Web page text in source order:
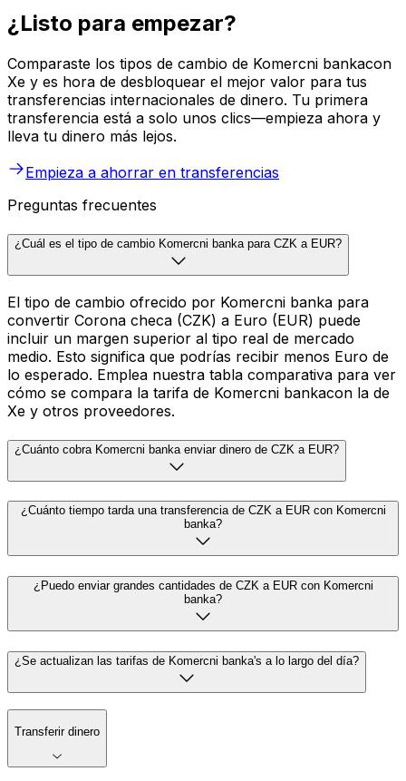
¿Listo para empezar?
Comparaste los tipos de cambio de Komercni bankacon
Xe y es hora de desbloquear el mejor valor para tus
transferencias internacionales de dinero. Tu primera
transferencia está a solo unos clics—empieza ahora y
lleva tu dinero más lejos.
Empieza a ahorrar en transferencias
Preguntas frecuentes
¿Cuál es el tipo de cambio Komercni banka para CZK a EUR?
El tipo de cambio ofrecido por Komercni banka para
convertir Corona checa (CZK) a Euro (EUR) puede
incluir un margen superior al tipo real de mercado
medio. Esto significa que podrías recibir menos Euro de
lo esperado. Emplea nuestra tabla comparativa para ver
cómo se compara la tarifa de Komercni bankacon la de
Xe y otros proveedores.
¿Cuánto cobra Komercni banka enviar dinero de CZK a EUR?
¿Cuánto tiempo tarda una transferencia de CZK a EUR con Komercni
banka?
¿Puedo enviar grandes cantidades de CZK a EUR con Komercni
banka?
¿Se actualizan las tarifas de Komercni banka's a lo largo del día?
Transferir dinero